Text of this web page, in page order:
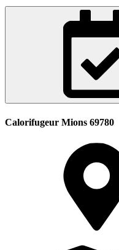
Calorifugeur Mions 69780